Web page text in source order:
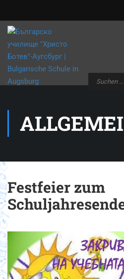
Festfeier zum